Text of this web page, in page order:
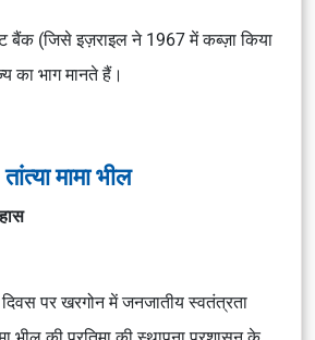
बैंक (जिसे इज़राइल ने 1967 में कब्ज़ा किया
का भाग मानते हैं।
तांत्या मामा भील
पर खरगोन में जनजातीय स्वतंत्रता